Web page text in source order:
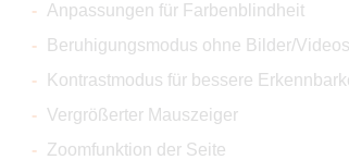
Anpassungen für Farbenblindheit
Beruhigungsmodus ohne Bilder/
Kontrastmodus für bessere
Vergrößerter Mauszeiger
Zoomfunktion der Seite